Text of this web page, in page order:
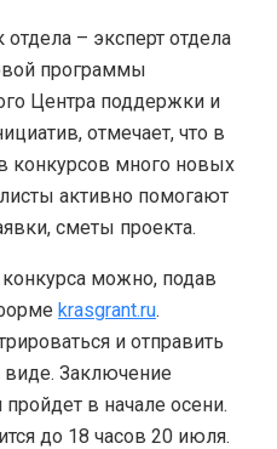
– эксперт отдела
программы
Центра поддержки и
отмечает, что в
конкурсов много новых
активно помогают
сметы проекта.
конкурса можно, подав
krasgrant.ru.
и отправить
Заключение
в начале осени.
до 18 часов 20 июля.